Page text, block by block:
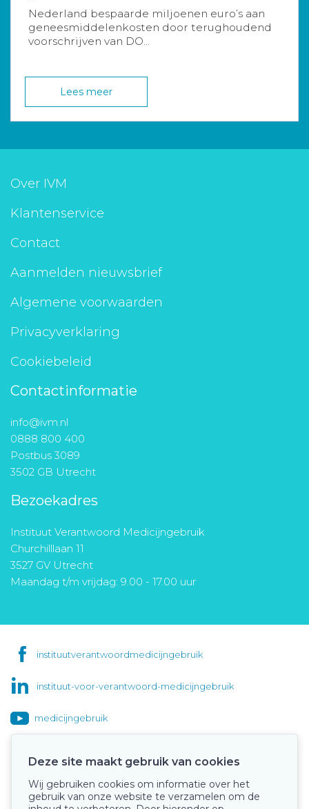
Nederland bespaarde miljoenen euro’s aan
geneesmiddelenkosten door terughoudend
voorschrijven van DO...
Lees meer
Over IVM
Klantenservice
Contact
Aanmelden nieuwsbrief
Algemene voorwaarden
Privacyverklaring
Cookiebeleid
Contactinformatie
info@ivm.nl
0888 800 400
Postbus 3089
3502 GB Utrecht
Bezoekadres
Instituut Verantwoord Medicijngebruik
Churchilllaan 11
3527 GV Utrecht
Maandag t/m vrijdag: 9.00 - 17.00 uur
instituutverantwoordmedicijngebruik
instituut-voor-verantwoord-medicijngebruik
medicijngebruik
Onze keurmerken
Deze site maakt gebruik van cookies
Wij gebruiken cookies om informatie over het
gebruik van onze website te verzamelen om de